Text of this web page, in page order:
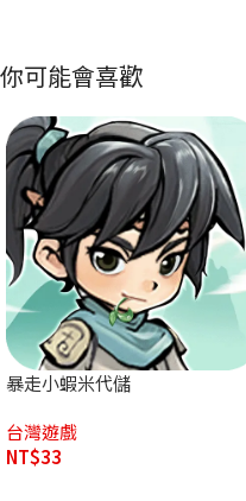
你可能會喜歡
暴走小蝦米代儲
台灣遊戲
NT$33